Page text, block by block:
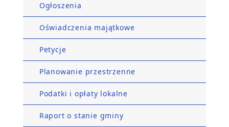
Ogłoszenia
Oświadczenia majątkowe
Petycje
Planowanie przestrzenne
Podatki i opłaty lokalne
Raport o stanie gminy